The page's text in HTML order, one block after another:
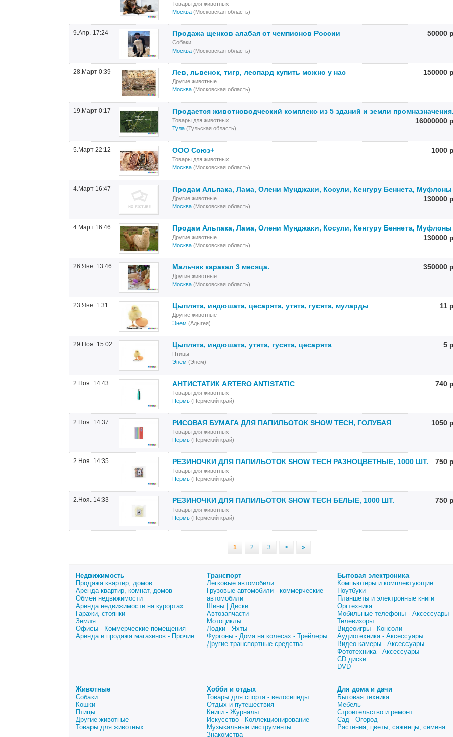
Товары для животных
Москва (Московская область)
9.Апр. 17:24 Продажа щенков алабая от чемпионов России 50000
Собаки
Москва (Московская область)
28.Март 0:39 Лев, львенок, тигр, леопард купить можно у нас 150000
Другие животные
Москва (Московская область)
19.Март 0:17
Продается животноводческий комплекс из 5 зданий и земли промназначения.
16000000
Товары для животных
Тула (Тульская область)
5.Март 22:12 ООО Союз+ 1000
Товары для животных
Москва (Московская область)
4.Март 16:47
Продам Альпака, Лама, Олени Мунджаки, Косули, Кенгуру Беннета, Муфлоны
130000
Другие животные
Москва (Московская область)
4.Март 16:46
Продам Альпака, Лама, Олени Мунджаки, Косули, Кенгуру Беннета, Муфлоны
130000
Другие животные
Москва (Московская область)
26.Янв. 13:46 Мальчик каракал 3 месяца. 350000
Другие животные
Москва (Московская область)
23.Янв. 1:31 Цыплята, индюшата, цесарята, утята, гусята, муларды 11
Другие животные
Энем (Адыгея)
29.Ноя. 15:02 Цыплята, индюшата, утята, гусята, цесарята 5
Птицы
Энем (Энем)
2.Ноя. 14:43 АНТИСТАТИК ARTERO ANTISTATIC 740
Товары для животных
Пермь (Пермский край)
2.Ноя. 14:37 РИСОВАЯ БУМАГА ДЛЯ ПАПИЛЬОТОК SHOW TECH, ГОЛУБАЯ 1050
Товары для животных
Пермь (Пермский край)
2.Ноя. 14:35 РЕЗИНОЧКИ ДЛЯ ПАПИЛЬОТОК SHOW TECH РАЗНОЦВЕТНЫЕ, 1000 ШТ. 750
Товары для животных
Пермь (Пермский край)
2.Ноя. 14:33 РЕЗИНОЧКИ ДЛЯ ПАПИЛЬОТОК SHOW TECH БЕЛЫЕ, 1000 ШТ. 750
Товары для животных
Пермь (Пермский край)
1 2 3 > »
Недвижимость
Продажа квартир, домов
Аренда квартир, комнат, домов
Обмен недвижимости
Аренда недвижимости на курортах
Гаражи, стоянки
Земля
Офисы - Коммерческие помещения
Аренда и продажа магазинов - Прочие
Транспорт
Легковые автомобили
Грузовые автомобили - коммерческие
автомобили
Шины | Диски
Автозапчасти
Мотоциклы
Лодки - Яхты
Фургоны - Дома на колесах - Трейлеры
Другие транспортные средства
Бытовая электроника
Компьютеры и комплектующие
Ноутбуки
Планшеты и электронные книги
Оргтехника
Мобильные телефоны - Аксессуары
Телевизоры
Видеоигры - Консоли
Аудиотехника - Аксессуары
Видео камеры - Аксессуары
Фототехника - Аксессуары
CD диски
DVD
Животные
Собаки
Кошки
Птицы
Другие животные
Товары для животных
Хобби и отдых
Товары для спорта - велосипеды
Отдых и путешествия
Книги - Журналы
Искусство - Коллекционирование
Музыкальные инструменты
Знакомства
Для дома и дачи
Бытовая техника
Мебель
Строительство и ремонт
Сад - Огород
Растения, цветы, саженцы, семена